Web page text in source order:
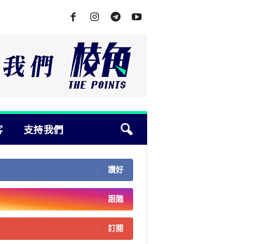
支持我們
讚好
跟隨
訂閱